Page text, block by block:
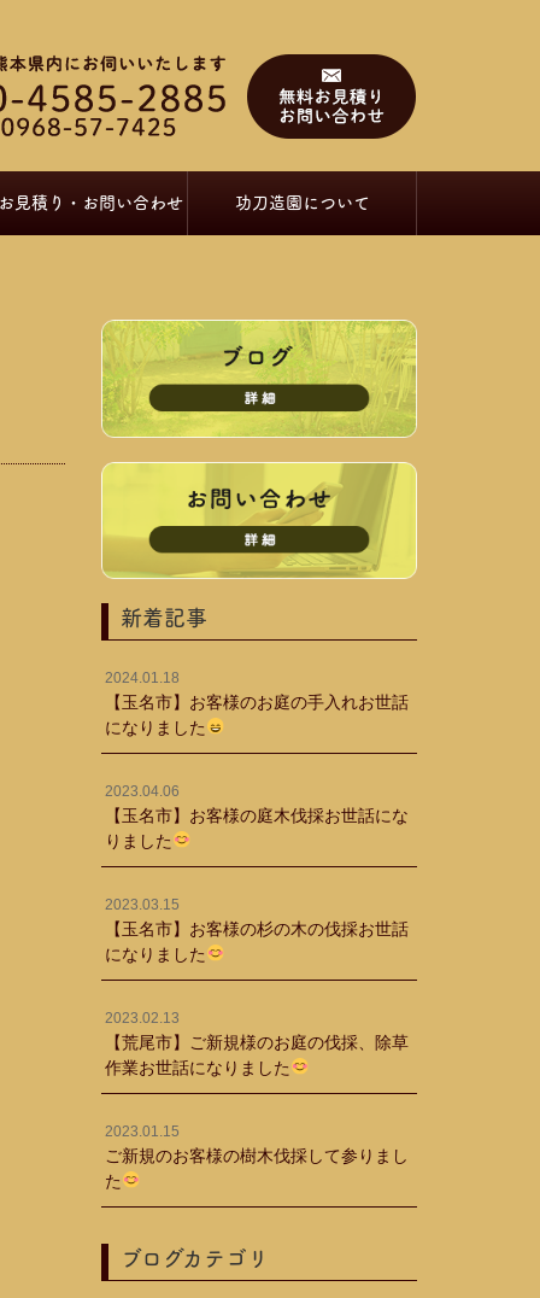
見積り・お問い合わせ 功刀造園について
新着記事
2024.01.18
【玉名市】お客様のお庭の手入れお世話
になりました
2023.04.06
【玉名市】お客様の庭木伐採お世話にな
りました
2023.03.15
【玉名市】お客様の杉の木の伐採お世話
になりました
2023.02.13
【荒尾市】ご新規様のお庭の伐採、除草
作業お世話になりました
2023.01.15
ご新規のお客様の樹木伐採して参りまし
た
ブログカテゴリ